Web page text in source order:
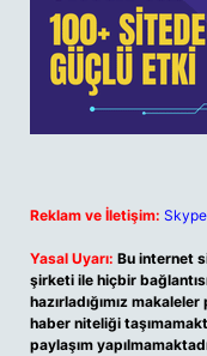
Reklam ve İletişim:
Yasal Uyarı: Bu internet
şirketi ile hiçbir
hazırladığımız
haber niteliği
paylaşım